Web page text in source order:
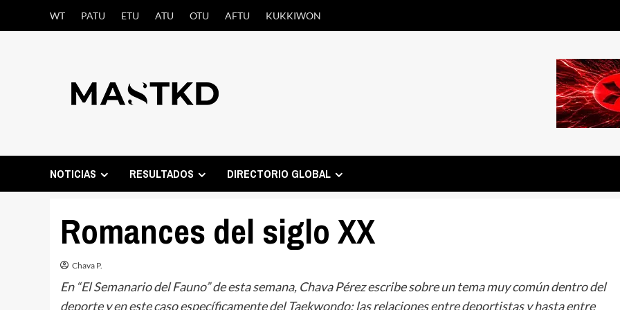
WT PATU ETU ATU OTU AFTU KUKKIWON
NOTICIAS RESULTADOS DIRECTORIO GLOBAL
Romances del siglo XX
Chava P.
En “El Semanario del Fauno” de esta semana, Chava Pérez escribe sobre un tema muy común dentro del
deporte y en este caso específicamente del Taekwondo: las relaciones entre deportistas y hasta entre